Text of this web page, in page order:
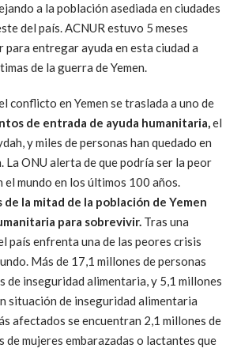
a la población asediada en ciudades
del país. ACNUR estuvo 5 meses
para entregar ayuda en esta ciudad a
de la guerra de Yemen.
conflicto en Yemen se traslada a uno de
de entrada de ayuda humanitaria,el
y miles de personas han quedado en
La ONU alerta de que podría ser la peor
el mundo en los últimos 100 años.
la mitad de la población de Yemen
para sobrevivir. Tras una
país enfrenta una de las peores crisis
Más de 17,1 millones de personas
de inseguridad alimentaria, y 5,1 millones
situación de inseguridad alimentaria
afectados se encuentran 2,1 millones de
de mujeres embarazadas o lactantes que